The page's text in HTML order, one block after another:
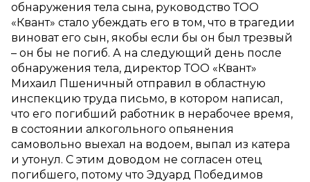
обнаружения тела сына, руководство ТОО
«Квант» стало убеждать его в том, что в трагедии
виноват его сын, якобы если бы он был трезвый
– он бы не погиб. А на следующий день после
обнаружения тела, директор ТОО «Квант»
Михаил Пшеничный отправил в областную
инспекцию труда письмо, в котором написал,
что его погибший работник в нерабочее время,
в состоянии алкогольного опьянения
самовольно выехал на водоем, выпал из катера
и утонул. С этим доводом не согласен отец
погибшего, потому что Эдуард Победимов